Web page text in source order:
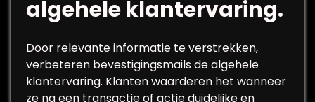
algehele klantervaring.
Door relevante informatie te verstrekken,
verbeteren bevestigingsmails de algehele
klantervaring. Klanten waarderen het wanneer
ze na een transactie of actie duidelijke en